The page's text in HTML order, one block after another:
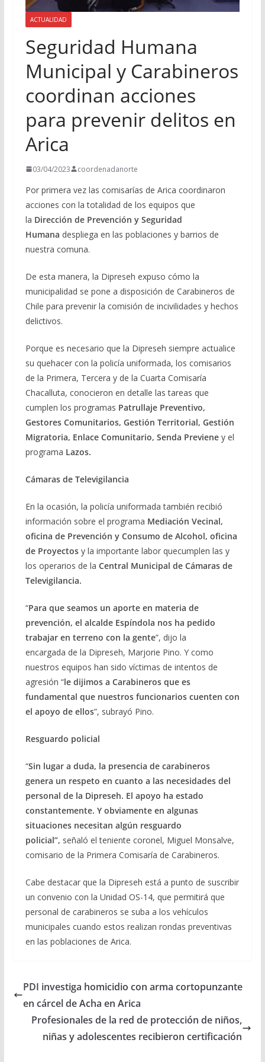
ACTUALIDAD
Seguridad Humana
Municipal y Carabineros
coordinan acciones
para prevenir delitos en
Arica
03/04/2023 coordenadanorte
Por primera vez las comisarías de Arica coordinaron
acciones con la totalidad de los equipos que
la Dirección de Prevención y Seguridad
Humana despliega en las poblaciones y barrios de
nuestra comuna.
De esta manera, la Dipreseh expuso cómo la
municipalidad se pone a disposición de Carabineros de
Chile para prevenir la comisión de incivilidades y hechos
delictivos.
Porque es necesario que la Dipreseh siempre actualice
su quehacer con la policía uniformada, los comisarios
de la Primera, Tercera y de la Cuarta Comisaría
Chacalluta, conocieron en detalle las tareas que
cumplen los programas Patrullaje Preventivo,
Gestores Comunitarios, Gestión Territorial, Gestión
Migratoria, Enlace Comunitario, Senda Previene y el
programa Lazos.
Cámaras de Televigilancia
En la ocasión, la policía uniformada también recibió
información sobre el programa Mediación Vecinal,
oficina de Prevención y Consumo de Alcohol, oficina
de Proyectos y la importante labor quecumplen las y
los operarios de la Central Municipal de Cámaras de
Televigilancia.
“Para que seamos un aporte en materia de
prevención, el alcalde Espíndola nos ha pedido
trabajar en terreno con la gente”, dijo la
encargada de la Dipreseh, Marjorie Pino. Y como
nuestros equipos han sido víctimas de intentos de
agresión “le dijimos a Carabineros que es
fundamental que nuestros funcionarios cuenten con
el apoyo de ellos”, subrayó Pino.
Resguardo policial
“Sin lugar a duda, la presencia de carabineros
genera un respeto en cuanto a las necesidades del
personal de la Dipreseh. El apoyo ha estado
constantemente. Y obviamente en algunas
situaciones necesitan algún resguardo
policial”, señaló el teniente coronel, Miguel Monsalve,
comisario de la Primera Comisaría de Carabineros.
Cabe destacar que la Dipreseh está a punto de suscribir
un convenio con la Unidad OS-14, que permitirá que
personal de carabineros se suba a los vehículos
municipales cuando estos realizan rondas preventivas
en las poblaciones de Arica.
PDI investiga homicidio con arma cortopunzante
en cárcel de Acha en Arica
Profesionales de la red de protección de niños,
niñas y adolescentes recibieron certificación